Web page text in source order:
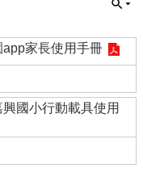
家長使用手冊
國小行動載具使用